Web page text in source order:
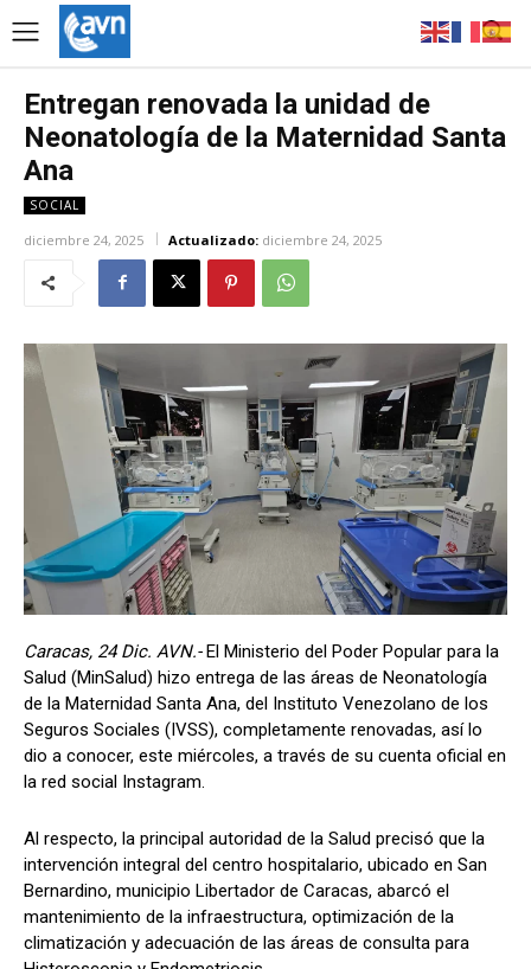
Entregan renovada la unidad de
Neonatología de la Maternidad Santa
Ana
SOCIAL
diciembre 24, 2025 Actualizado: diciembre 24, 2025
Caracas, 24 Dic. AVN.- El Ministerio del Poder Popular para la
Salud (MinSalud) hizo entrega de las áreas de Neonatología
de la Maternidad Santa Ana, del Instituto Venezolano de los
Seguros Sociales (IVSS), completamente renovadas, así lo
dio a conocer, este miércoles, a través de su cuenta oficial en
la red social Instagram.
​Al respecto, la principal autoridad de la Salud precisó que la
intervención integral del centro hospitalario, ubicado en San
Bernardino, municipio Libertador de Caracas, abarcó el
mantenimiento de la infraestructura, optimización de la
climatización y adecuación de las áreas de consulta para